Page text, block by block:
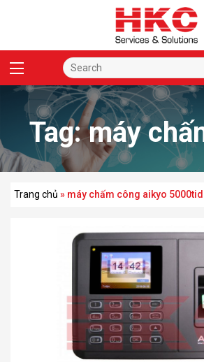
Tag:máy
aikyo
hãng
Trang chủ » máy chấm công aikyo